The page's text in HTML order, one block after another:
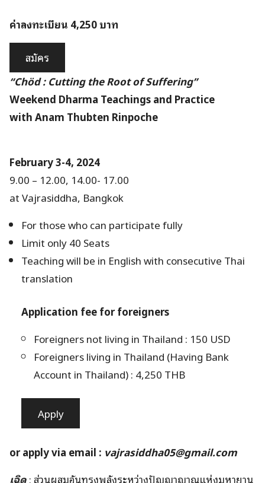
ค่าลงทะเบียน 4,250 บาท
สมัคร
“Chöd : Cutting the Root of Suffering”
Weekend Dharma Teachings and Practice
with Anam Thubten Rinpoche
February 3-4, 2024
9.00 – 12.00, 14.00- 17.00
atVajrasiddha, Bangkok
For those who can participate fully
Limit only 40 Seats
Teaching will be in English with consecutive Thai
translation
Application fee for foreigners
Foreigners not living in Thailand : 150 USD
Foreigners living in Thailand (Having Bank
Account in Thailand) : 4,250 THB
Apply
or apply via email : vajrasiddha05@gmail.com
เฉิด: ส่วนผสมอันทรงพลังระหว่างปัญญาญาณแห่งมหายาน